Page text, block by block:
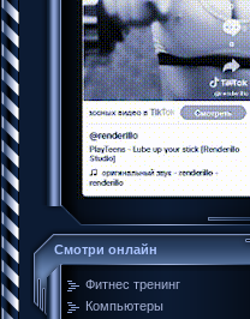
Смотри онлайн
Фитнес тренинг
Компьютеры